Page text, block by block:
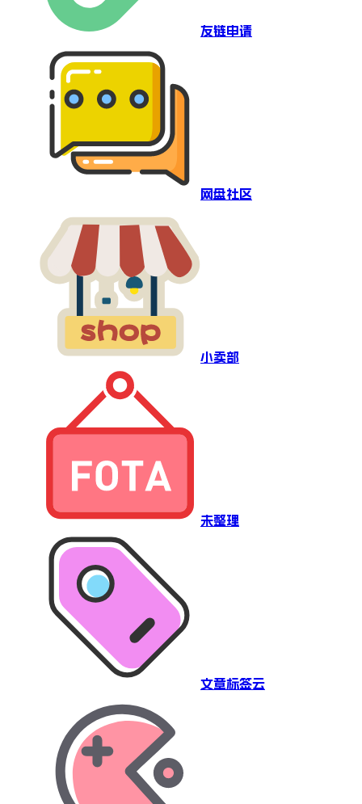
友链申请
网盘社区
小卖部
未整理
文章标签云